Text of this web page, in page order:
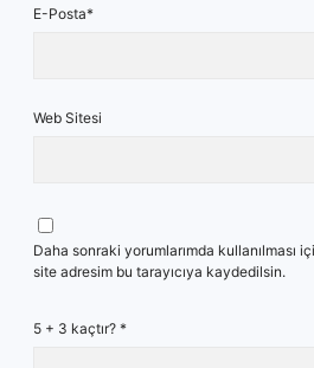
E-Posta*
Web Sitesi
Daha sonraki yorumlarımda kullanılması
site adresim bu tarayıcıya kaydedilsin.
5 + 3 kaçtır? *